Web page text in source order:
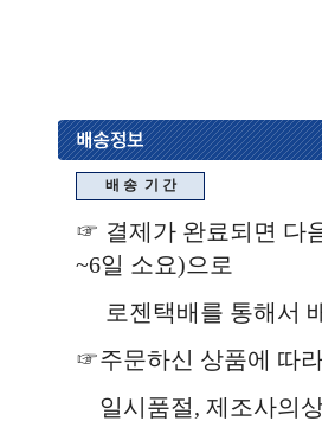
배 송 기 간
☞ 결제가 완료되면 다
~6일 소요)으로
로젠택배를 통해서
☞주문하신 상품에 따
일시품절, 제조사의